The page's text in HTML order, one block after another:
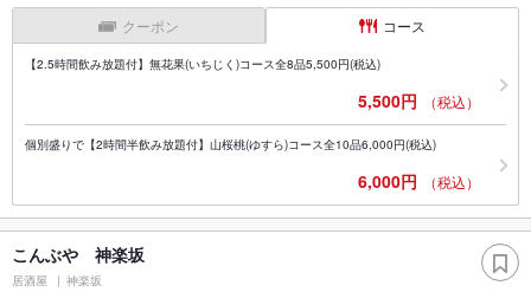
クーポン コース
【2.5時間飲み放題付】無花果(いちじく)コース全8品5,500円(税込)
5,500円 （税込）
個別盛りで【2時間半飲み放題付】山桜桃(ゆすら)コース全10品6,000円(税込)
6,000円 （税込）
こんぶや 神楽坂
居酒屋 神楽坂